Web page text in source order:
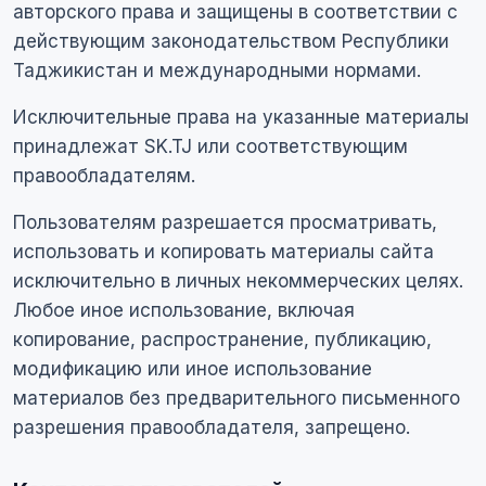
авторского права и защищены в соответствии с
действующим законодательством Республики
Таджикистан и международными нормами.
Исключительные права на указанные материалы
принадлежат SK.TJ или соответствующим
правообладателям.
Пользователям разрешается просматривать,
использовать и копировать материалы сайта
исключительно в личных некоммерческих целях.
Любое иное использование, включая
копирование, распространение, публикацию,
модификацию или иное использование
материалов без предварительного письменного
разрешения правообладателя, запрещено.